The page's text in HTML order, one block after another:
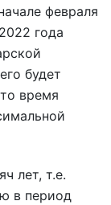
февраля
года
будет
время
лет, т.е.
в период